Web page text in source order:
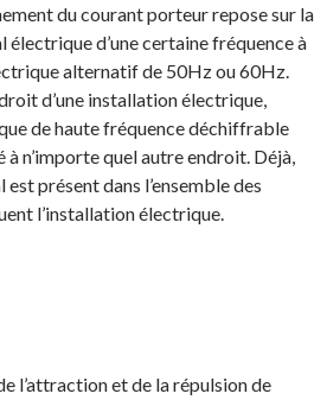
du courant porteur repose sur la
électrique d’une certaine fréquence à
alternatif de 50Hz ou 60Hz.
d’une installation électrique,
de haute fréquence déchiffrable
n’importe quel autre endroit. Déjà,
présent dans l’ensemble des
l’installation électrique.
l’attraction et de la répulsion de